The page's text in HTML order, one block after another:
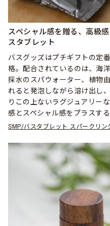
スペシャル感を贈る、高級
スタブレット
バスグッズはプチギフトの定
格。配合されているのは、海
採水のスパウォーター、植物
れると発泡しながら溶け出し
りこの上ないラグジュアリー
感とスペシャル感をプラスす
SMP/バスタブレット スパークリン